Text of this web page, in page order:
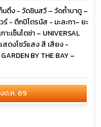
นติ้ง - วัดชินสวี – วัดถ้ำบาตู –
- ตึกปิโตรนัส - มะละกา– ยะ
ะเซ็นโตซ่า – UNIVERSAL
สดงโชว์แสง สี เสียง -
BY THE BAY –
ต.ค. 69